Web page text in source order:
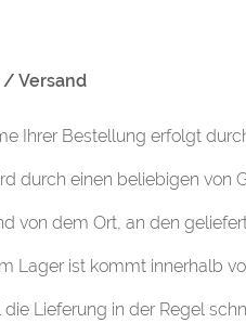
/ Versand
Ihrer Bestellung erfolgt
durch einen beliebigen von
von dem Ort, an den
Lager ist kommt innerhalb
Lieferung in der Regel